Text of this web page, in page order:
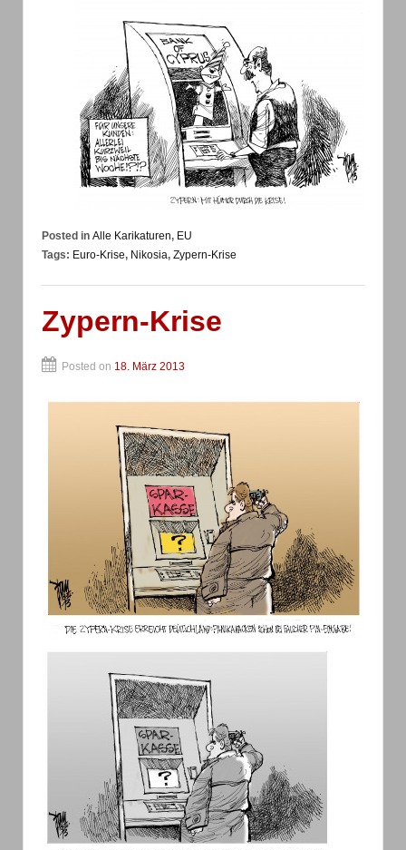
Posted in Alle Karikaturen, EU
Tags: Euro-Krise, Nikosia, Zypern-Krise
Zypern-Krise
Posted on 18. März 2013